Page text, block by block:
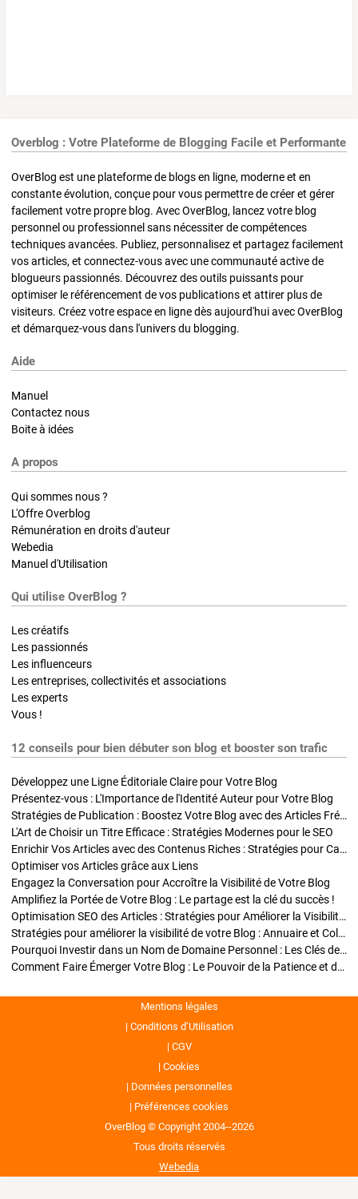
Overblog : Votre Plateforme de Blogging Facile et Performante
OverBlog est une plateforme de blogs en ligne, moderne et en
constante évolution, conçue pour vous permettre de créer et gérer
facilement votre propre blog. Avec OverBlog, lancez votre blog
personnel ou professionnel sans nécessiter de compétences
techniques avancées. Publiez, personnalisez et partagez facilement
vos articles, et connectez-vous avec une communauté active de
blogueurs passionnés. Découvrez des outils puissants pour
optimiser le référencement de vos publications et attirer plus de
visiteurs. Créez votre espace en ligne dès aujourd'hui avec OverBlog
et démarquez-vous dans l'univers du blogging.
Aide
Manuel
Contactez nous
Boite à idées
A propos
Qui sommes nous ?
L'Offre Overblog
Rémunération en droits d'auteur
Webedia
Manuel d'Utilisation
Qui utilise OverBlog ?
Les créatifs
Les passionnés
Les influenceurs
Les entreprises, collectivités et associations
Les experts
Vous !
12 conseils pour bien débuter son blog et booster son trafic
Développez une Ligne Éditoriale Claire pour Votre Blog
Présentez-vous : L'Importance de l'Identité Auteur pour Votre Blog
Stratégies de Publication : Boostez Votre Blog avec des Articles Fréquents et Exclusifs
L'Art de Choisir un Titre Efficace : Stratégies Modernes pour le SEO
Enrichir Vos Articles avec des Contenus Riches : Stratégies pour Captiver et Optimiser
Optimiser vos Articles grâce aux Liens
Engagez la Conversation pour Accroître la Visibilité de Votre Blog
Amplifiez la Portée de Votre Blog : Le partage est la clé du succès !
Optimisation SEO des Articles : Stratégies pour Améliorer la Visibilité de Votre Blog
Stratégies pour améliorer la visibilité de votre Blog : Annuaire et Collaborations
Pourquoi Investir dans un Nom de Domaine Personnel : Les Clés de la Réussite de Votre Blog
Comment Faire Émerger Votre Blog : Le Pouvoir de la Patience et de la Persévérance
Mentions légales
Conditions d’Utilisation
CGV
Cookies
Données personnelles
Préférences cookies
OverBlog © Copyright 2004--2026
Tous droits réservés
Webedia